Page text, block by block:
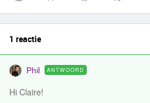
1 reactie
Phil ANTWOORD
Hi Claire!